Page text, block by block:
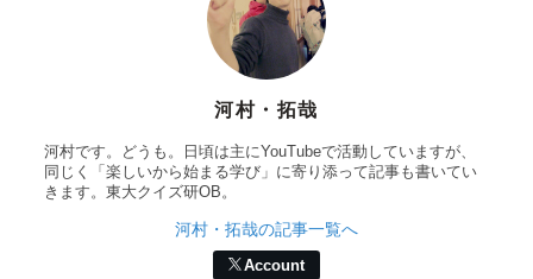
河村・拓哉
河村です。どうも。日頃は主にYouTubeで活動していますが、
同じく「楽しいから始まる学び」に寄り添って記事も書いてい
きます。東大クイズ研OB。
河村・拓哉の記事一覧へ
Account